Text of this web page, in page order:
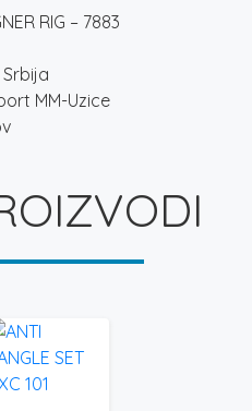
RIG – 7883
MM-Uzice